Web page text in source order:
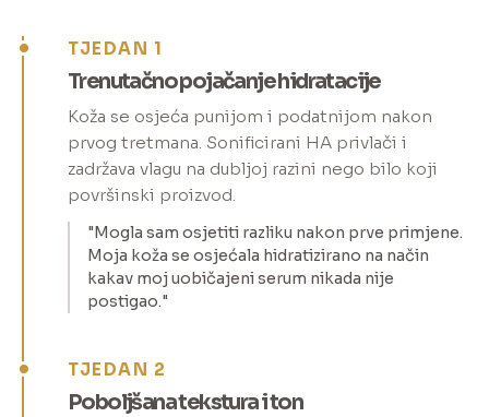
TJEDAN 1
Trenutačno pojačanje hidratacije
Koža se osjeća punijom i podatnijom nakon
prvog tretmana. Sonificirani HA privlači i
zadržava vlagu na dubljoj razini nego bilo koji
površinski proizvod.
"Mogla sam osjetiti razliku nakon prve primjene.
Moja koža se osjećala hidratizirano na način
kakav moj uobičajeni serum nikada nije
postigao."
TJEDAN 2
Poboljšana tekstura i ton